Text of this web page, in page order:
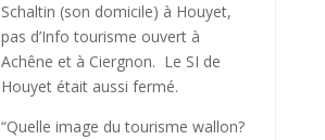
Schaltin (son domicile) à Houyet,
pas d’Info tourisme ouvert à
Achêne et à Ciergnon. Le SI de
Houyet était aussi fermé.
“Quelle image du tourisme wallon?